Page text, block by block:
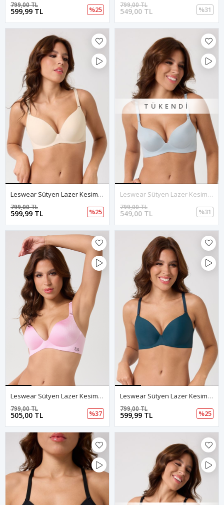
599,99 TL
799,00 TL
%25 549,00 TL
799,00 TL
%31
Leswear Sütyen Lazer Kesim Krem Renk Sütyen – Zarif Konfor
599,99 TL
799,00 TL
%25
TÜKENDI
Leswear Sütyen Lazer Kesim Mavi Renk Sütyen - Dolgulu Sütyen - Askısı Çıkarılabilir
549,00 TL
799,00 TL
%31
Leswear Sütyen Lazer Kesim Pembe Sütyen - Dolgulu Sütyen - Askısı Çıkarılabilir
505,00 TL
799,00 TL
%37
Leswear Sütyen Lazer Kesim Petrol Mavi Renk Sütyen – Modern Konfor
599,99 TL
799,00 TL
%25